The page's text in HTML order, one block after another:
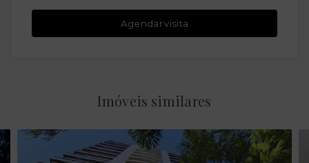
Agendar visita
Imóveis similares